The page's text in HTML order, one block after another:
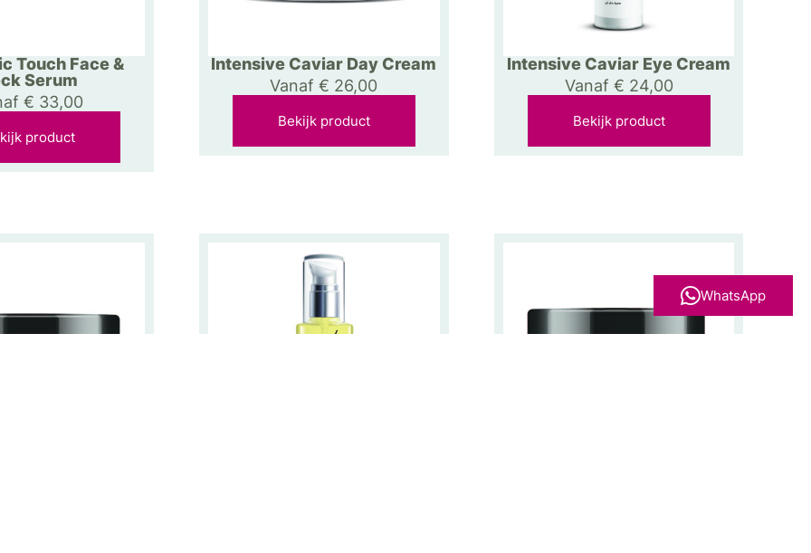
Touch Face &
Serum
€ 33,00
product
Intensive Caviar Day Cream
Vanaf € 26,00
Bekijk product
Intensive Caviar Eye Cream
Vanaf € 24,00
Bekijk product
WhatsApp